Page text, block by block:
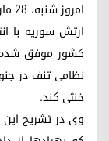
ارتش سوریه با
کشور موفق شده
نظامی تنف در
خنثی کند.
وی در تشریح